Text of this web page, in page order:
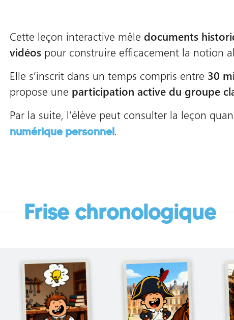
Cette leçon interactive mêle documents
vidéospour construire efficacement la notion
Elle s’inscrit dans un temps compris entre 30
propose une participation active du groupe
Par la suite, l’élève peut consulter la leçon
numérique personnel.
Frise chronologique